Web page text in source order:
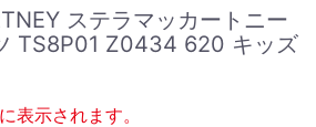
ステラマッカートニー
TS8P01 Z0434 620 キッズ
表示されます。